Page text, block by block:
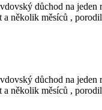
důchod na
měsíců ,
důchod na
měsíců ,